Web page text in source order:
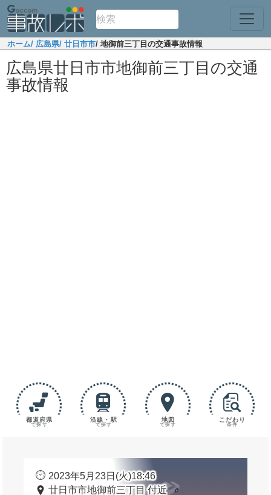
ホーム/ 広島県/ 廿日市市/ 地御前三丁目の交通事故情報
広島県廿日市市地御前三丁目の交通
事故情報
都道府県
で探す
沿線・駅
で探す
地図
で探す
こだわり
条件
2023年5月23日(火)18:46
廿日市市地御前三丁目 付近